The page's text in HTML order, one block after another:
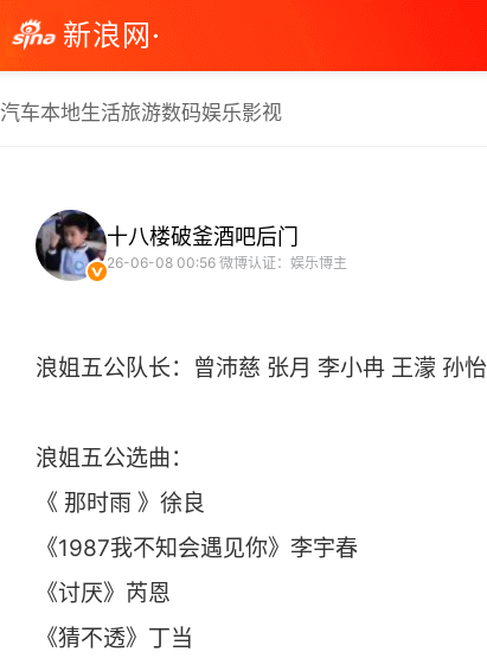
新浪网·
汽车本地生活旅游数码娱乐影视
十八楼破釜酒吧后门
26-06-08 00:56 微博认证：娱乐博主
浪姐五公队长：曾沛慈 张月 李小冉 王濛 孙怡
浪姐五公选曲：
《 那时雨 》徐良
《1987我不知会遇见你》李宇春
《讨厌》芮恩
《猜不透》丁当